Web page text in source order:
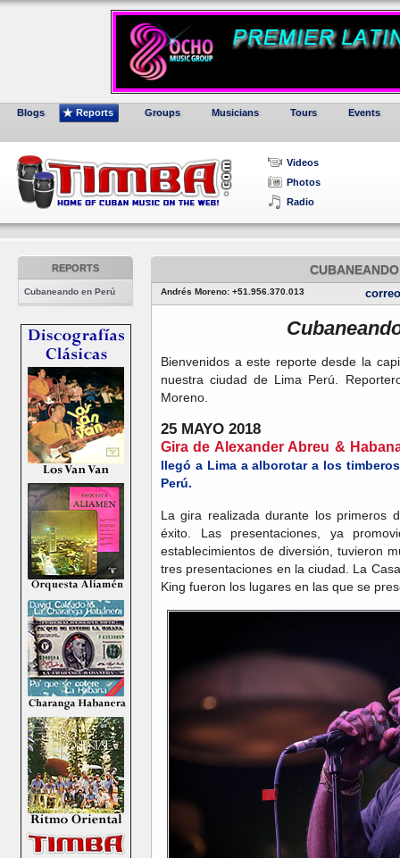
Blogs Reports Groups Musicians Tours Events
Videos
Photos
Radio
REPORTS
Cubaneando en Perú Andrés Moreno: +51.956.370.013 correo
Bienvenidos a este reporte desde la
nuestra ciudad de Lima Perú.
Moreno.
25 MAYO 2018
Gira de Alexander Abreu &
llegó a Lima a alborotar a los
Perú.
La gira realizada durante los primeros
éxito. Las presentaciones, ya
establecimientos de diversión, tuvieron
tres presentaciones en la ciudad. La
King fueron los lugares en las que se